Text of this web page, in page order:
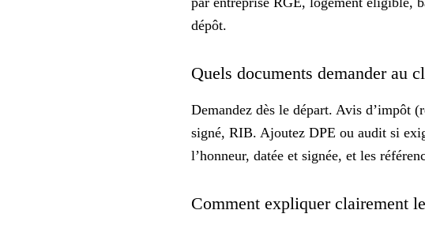
dépôt.
Quels documents demander au
Demandez dès le départ. Avis d’impôt
signé, RIB. Ajoutez DPE ou audit si
l’honneur, datée et signée, et les
Comment expliquer clairement